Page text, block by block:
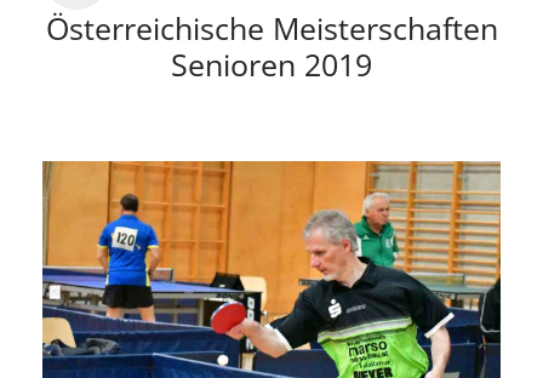
Österreichische Meisterschaften
Senioren 2019